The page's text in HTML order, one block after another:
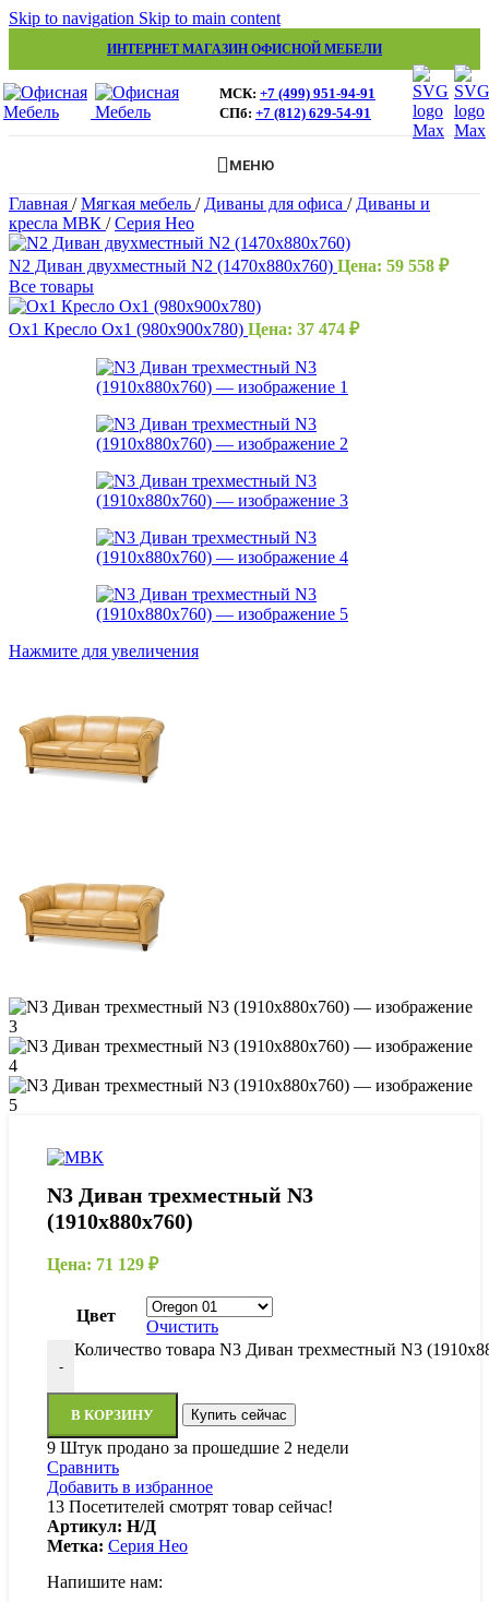
Skip to navigation Skip to main content
ИНТЕРНЕТ МАГАЗИН ОФИСНОЙ МЕБЕЛИ
МСК: +7 (499) 951-94-91
СПб: +7 (812) 629-54-91
МЕНЮ
Главная / Мягкая мебель / Диваны для офиса / Диваны и
кресла МВК / Серия Нео
N2 Диван двухместный N2 (1470х880х760) Цена: 59 558 ₽
Все товары
Ox1 Кресло Ox1 (980х900х780) Цена: 37 474 ₽
Нажмите для увеличения
N3 Диван трехместный N3
(1910х880х760)
Цена: 71 129 ₽
Цвет
Очистить
-
Количество товара N3 Диван трехместный N3
В КОРЗИНУ Купить сейчас
9 Штук продано за прошедшие 2 недели
Сравнить
Добавить в избранное
13 Посетителей смотрят товар сейчас!
Артикул: Н/Д
Метка: Серия Нео
Напишите нам: